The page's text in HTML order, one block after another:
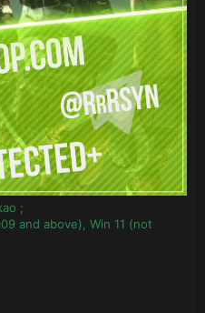
;
and above), Win 11 (not